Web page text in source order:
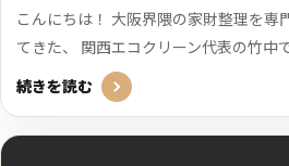
こんにちは！ 大阪界隈の家財整理を専
てきた、 関西エコクリーン代表の竹中
続きを読む